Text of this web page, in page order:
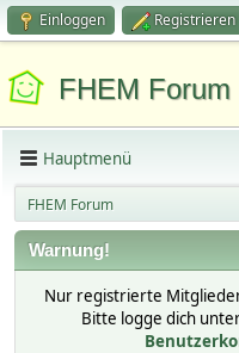
Einloggen Registrieren
FHEM Forum
Hauptmenü
FHEM Forum
Warnung!
Nur registrierte
Bitte logge dich